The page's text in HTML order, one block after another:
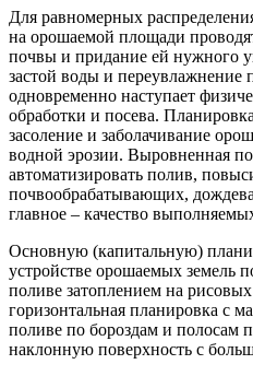
Для равномерных
на орошаемой площади
почвы и придание ей нужного
застой воды и
одновременно наступает
обработки и посева.
засоление и заболачивание
водной эрозии. Выровненная
автоматизировать полив,
почвообрабатывающих,
главное – качество
Основную (капитальную)
устройстве орошаемых земель
поливе затоплением на
горизонтальная планировка с
поливе по бороздам и полосам
наклонную поверхность с